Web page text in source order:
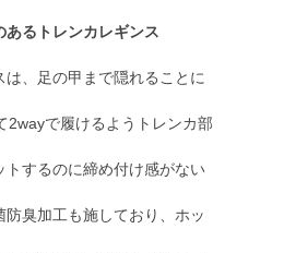
るトレンカレギンス
、足の甲まで隠れることに
2wayで履けるようトレンカ部
するのに締め付け感がない
臭加工も施しており、ホッ